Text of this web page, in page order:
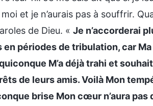
et je n’aurais pas à souffrir.
de Dieu. « Je n’accorderai
périodes de tribulation, car
M’a déjà trahi et
de leurs amis. Voilà Mon
brise Mon cœur n’aura